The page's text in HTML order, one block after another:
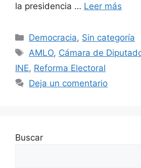
la presidencia … Leer más
Democracia, Sin categoría
AMLO, Cámara de
INE, Reforma Electoral
Deja un comentario
Buscar